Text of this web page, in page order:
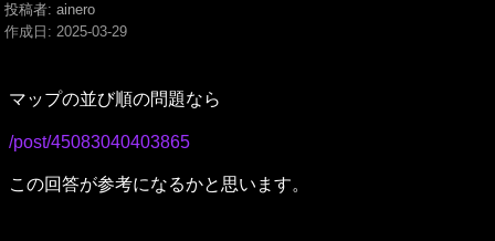
投稿者: ainero
作成日: 2025-03-29
マップの並び順の問題なら
/post/45083040403865
この回答が参考になるかと思います。